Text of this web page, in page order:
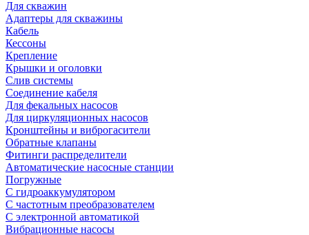
Для скважин
Адаптеры для скважины
Кабель
Кессоны
Крепление
Крышки и оголовки
Слив системы
Соединение кабеля
Для фекальных насосов
Для циркуляционных насосов
Кронштейны и виброгасители
Обратные клапаны
Фитинги распределители
Автоматические насосные станции
Погружные
С гидроаккумулятором
С частотным преобразователем
С электронной автоматикой
Вибрационные насосы